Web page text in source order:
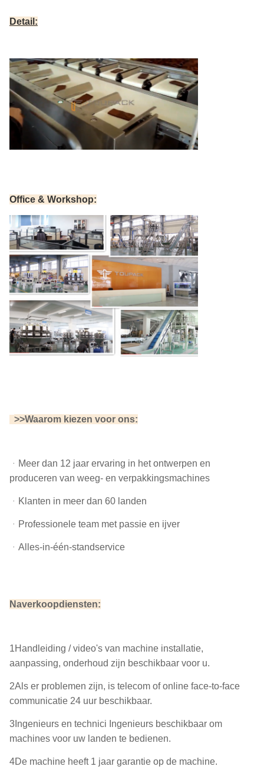
Detail:
Office & Workshop:
>>Waarom kiezen voor ons:
ᆞ Meer dan 12 jaar ervaring in het ontwerpen en
produceren van weeg- en verpakkingsmachines
ᆞKlanten in meer dan 60 landen
ᆞProfessionele team met passie en ijver
ᆞAlles-in-één-standservice
Naverkoopdiensten:
1Handleiding / video's van machine installatie,
aanpassing, onderhoud zijn beschikbaar voor u.
2Als er problemen zijn, is telecom of online face-to-face
communicatie 24 uur beschikbaar.
3Ingenieurs en technici Ingenieurs beschikbaar om
machines voor uw landen te bedienen.
4De machine heeft 1 jaar garantie op de machine.